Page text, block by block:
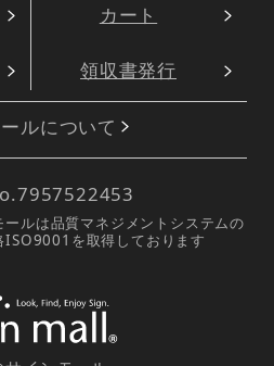
カート
領収書発行
ルについて
7957522453
ールは品質マネジメントシステムの
ISO9001を取得しております